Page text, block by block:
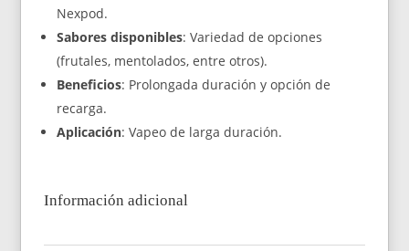
Nexpod.
Sabores disponibles: Variedad de opciones
(frutales, mentolados, entre otros).
Beneficios: Prolongada duración y opción de
recarga.
Aplicación: Vapeo de larga duración.
Información adicional